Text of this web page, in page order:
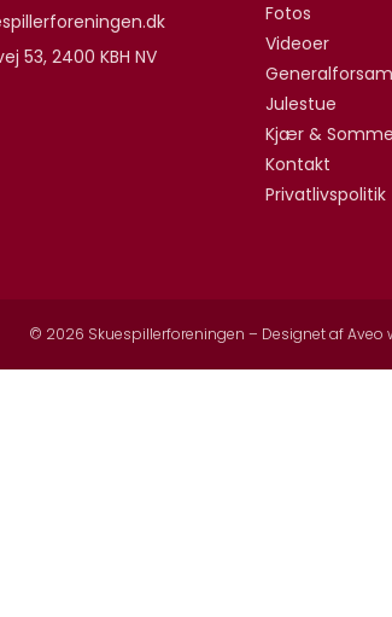
53, 2400 KBH NV
Fotos
Videoer
Julestue
Kjær &
Kontakt
Privatlivspolitik
© 2026 Skuespillerforeningen – Designet afAveo